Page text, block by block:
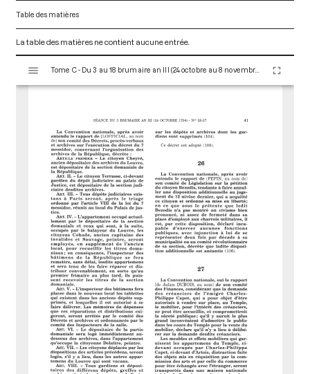
Table des matières
La table des matières ne contient aucune entrée.
s